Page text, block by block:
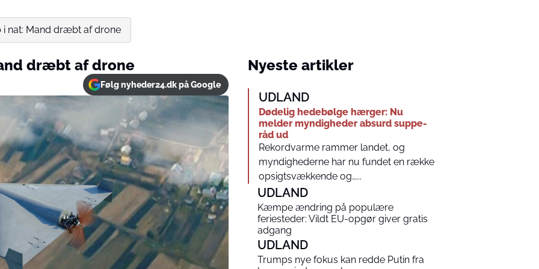
i nat: Mand dræbt af drone
dræbt af drone
Følg nyheder24.dk på Google
Nyeste artikler
UDLAND
Dødelig hedebølge hærger: Nu
melder myndigheder absurd suppe-
råd ud
Rekordvarme rammer landet, og
myndighederne har nu fundet en række
opsigtsvækkende og…...
UDLAND
Kæmpe ændring på populære
feriesteder: Vildt EU-opgør giver gratis
adgang
UDLAND
Trumps nye fokus kan redde Putin fra